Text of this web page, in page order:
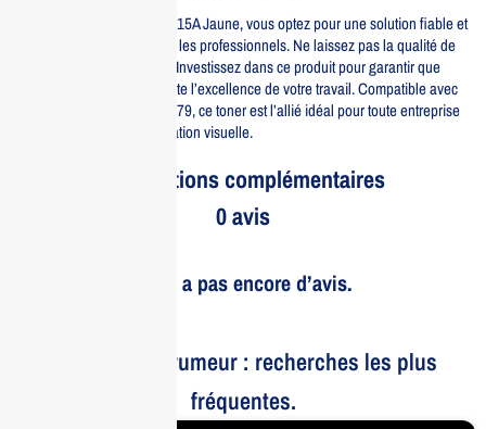
En choisissant le toner HP 415A Jaune, vous optez pour une solution fiable et
performante, approuvée par les professionnels. Ne laissez pas la qualité de
vos impressions au hasard. Investissez dans ce produit pour garantir que
chaque page imprimée reflète l’excellence de votre travail. Compatible avec
les modèles HP M454 et M479, ce toner est l’allié idéal pour toute entreprise
soucieuse de sa communication visuelle.
Informations complémentaires
0 avis
Il n’y a pas encore d’avis.
Le bruit et la rumeur : recherches les plus
fréquentes.